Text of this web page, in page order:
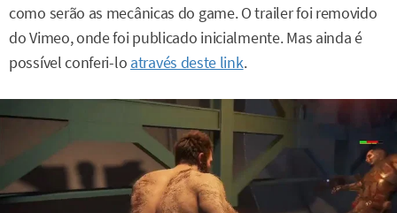
como serão as mecânicas do game. O trailer foi removido
do Vimeo, onde foi publicado inicialmente. Mas ainda é
possível conferi-lo através deste link.